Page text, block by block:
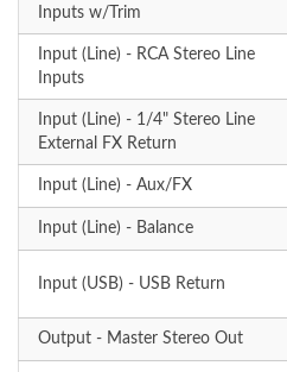
Inputs w/Trim
Input (Line) - RCA Stereo Line
Inputs
Input (Line) - 1/4" Stereo Line
External FX Return
Input (Line) - Aux/FX
Input (Line) - Balance
Input (USB) - USB Return
Output - Master Stereo Out